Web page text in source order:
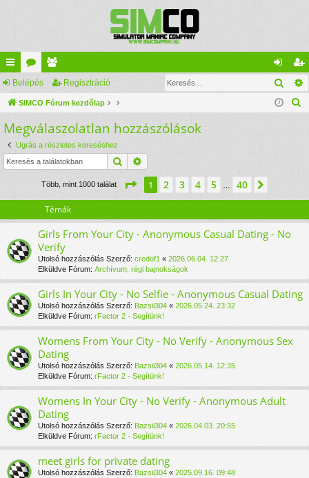
yo
rs
lin
ke
k
ór
u
m
ok
ag
lis
ta
el
ép
eg
is
Belépés Regisztráció
SIMCO Fórum kezdőlap
Megválaszolatlan hozzászólások
Ugrás a részletes kereséshez
Keresés
Több, mint 1000 találat Oldal:1 /40
1 2 3 4 5 40
Témák
Girls From Your City - Anonymous Casual Dating - No
Verify
Utolsó hozzászólás Szerző: credof1 « 2026.06.04. 12:27
Elküldve Fórum: Archívum, régi bajnokságok
Girls In Your City - No Selfie - Anonymous Casual Dating
Utolsó hozzászólás Szerző: Bazsii304 « 2026.05.24. 23:32
Elküldve Fórum: rFactor 2 - Segítünk!
Womens From Your City - No Verify - Anonymous Sex
Dating
Utolsó hozzászólás Szerző: Bazsii304 « 2026.05.14. 12:35
Elküldve Fórum: rFactor 2 - Segítünk!
Womens In Your City - No Verify - Anonymous Adult
Dating
Utolsó hozzászólás Szerző: Bazsii304 « 2026.04.03. 20:55
Elküldve Fórum: rFactor 2 - Segítünk!
meet girls for private dating
Utolsó hozzászólás Szerző: Bazsii304 « 2025.09.16. 09:48